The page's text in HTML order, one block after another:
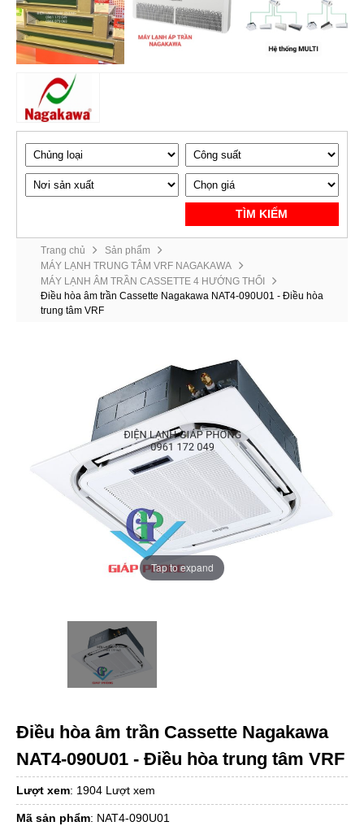
TÌM KIẾM
Trang chủ
Sản phẩm
MÁY LẠNH TRUNG TÂM VRF NAGAKAWA
MÁY LẠNH ÂM TRẦN CASSETTE 4 HƯỚNG THỔI
Điều hòa âm trần Cassette Nagakawa NAT4-090U01 - Điều hòa
trung tâm VRF
Tap to expand
Điều hòa âm trần Cassette Nagakawa
NAT4-090U01 - Điều hòa trung tâm VRF
Lượt xem: 1904 Lượt xem
Mã sản phẩm: NAT4-090U01